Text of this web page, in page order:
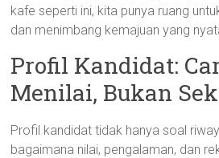
kafe seperti ini, kita punya ruang
dan menimbang kemajuan yang
Profil Kandidat:
Menilai, Bukan
Profil kandidat tidak hanya soal
bagaimana nilai, pengalaman, dan